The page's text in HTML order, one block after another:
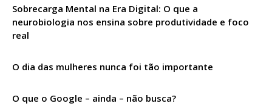
Sobrecarga Mental na Era Digital: O que a
neurobiologia nos ensina sobre produtividade e foco
real
O dia das mulheres nunca foi tão importante
O que o Google – ainda – não busca?